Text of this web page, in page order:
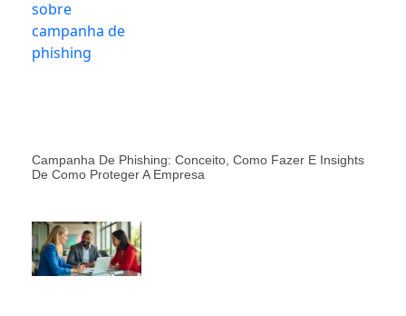
Campanha De Phishing: Conceito, Como Fazer E Insights
De Como Proteger A Empresa